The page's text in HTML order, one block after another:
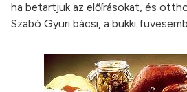
ha betartjuk az előírásokat, és
Szabó Gyuri bácsi, a bükki